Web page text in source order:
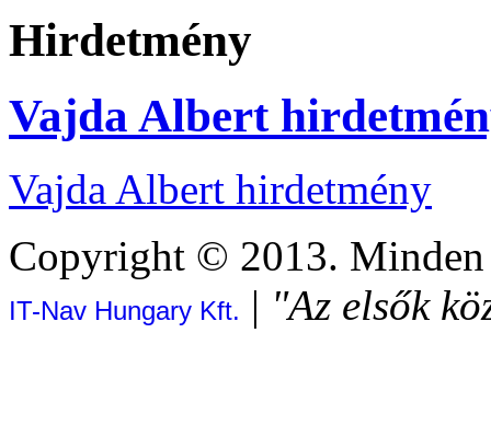
Hirdetmény
Vajda Albert
Vajda Albert hirdetmény
Copyright © 2013.
IT-Nav Hungary Kft. | "Az elsők